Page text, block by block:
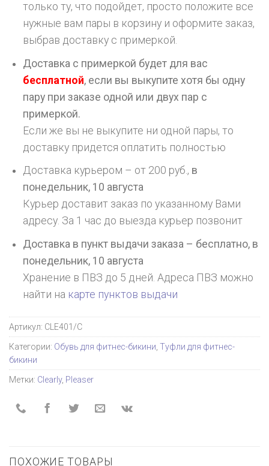
только ту, что подойдет, просто положите все
нужные вам пары в корзину и оформите заказ,
выбрав доставку с примеркой.
Доставка с примеркой будет для вас
бесплатной, если вы выкупите хотя бы одну
пару при заказе одной или двух пар с
примеркой.
Если же вы не выкупите ни одной пары, то
доставку придется оплатить полностью
Доставка курьером – от 200 руб., в
понедельник, 10 августа
Курьер доставит заказ по указанному Вами
адресу. За 1 час до выезда курьер позвонит
Доставка в пункт выдачи заказа – бесплатно, в
понедельник, 10 августа
Хранение в ПВЗ до 5 дней. Адреса ПВЗ можно
найти на карте пунктов выдачи
Артикул: CLE401/C
Категории: Обувь для фитнес-бикини Туфли для фитнес-
бикини
Метки: Clearly, Pleaser
ПОХОЖИЕ ТОВАРЫ